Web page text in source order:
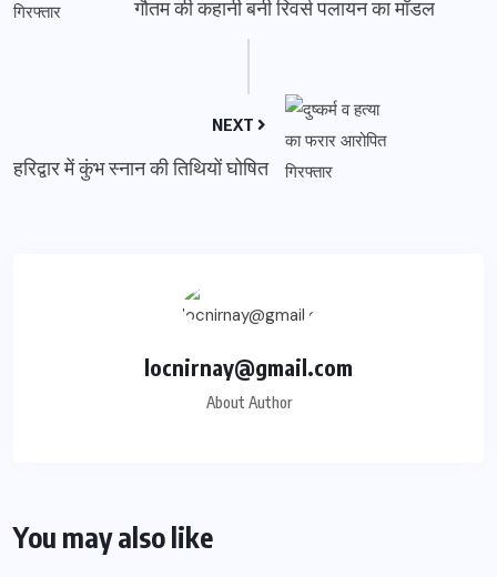
गौतम की कहानी बनी रिवर्स पलायन का मॉडल
NEXT
हरिद्वार में कुंभ स्नान की तिथियों घोषित
locnirnay@gmail.com
About Author
You may also like